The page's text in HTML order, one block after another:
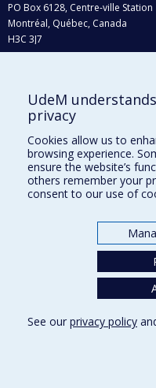
PO Box 6128, Centre-ville Station
Montréal, Québec, Canada
H3C 3J7
Who does what?
Find us
Site map
Accessibility
UdeM
privacy
Cookies allow us to
browsing experience.
ensure the website’s
others remember your
consent to our use of
See our privacy policy